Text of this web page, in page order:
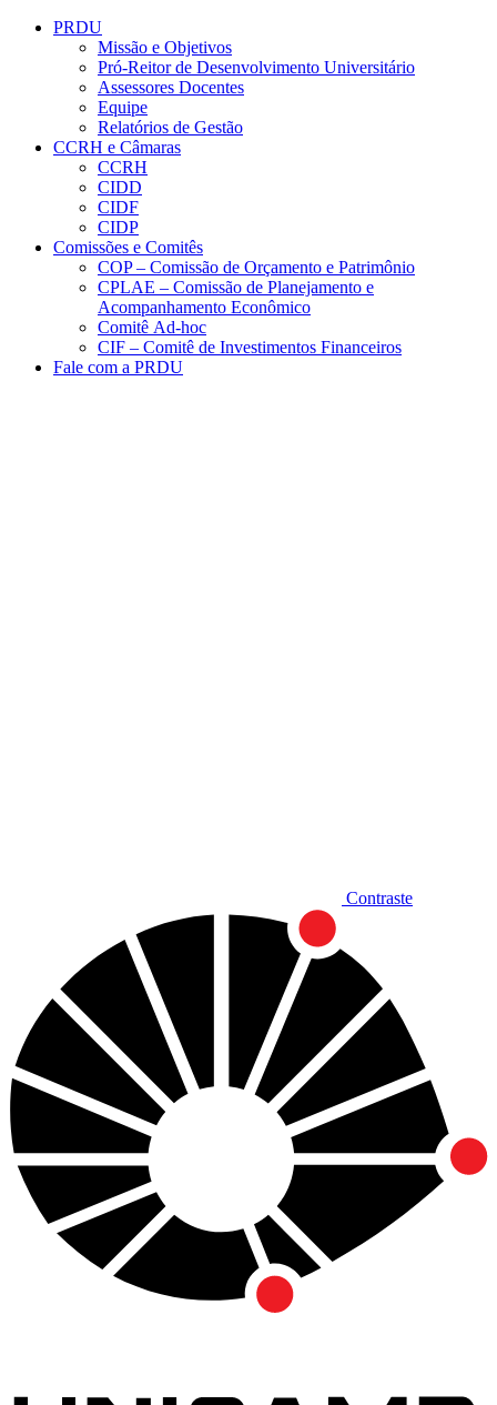
Conteúdo principal
PRDU
Missão e Objetivos
Pró-Reitor de Desenvolvimento Universitário
Assessores Docentes
Equipe
Relatórios de Gestão
CCRH e Câmaras
CCRH
CIDD
CIDF
CIDP
Comissões e Comitês
COP – Comissão de Orçamento e Patrimônio
CPLAE – Comissão de Planejamento e
Acompanhamento Econômico
Comitê Ad-hoc
CIF – Comitê de Investimentos Financeiros
Fale com a PRDU
Contraste